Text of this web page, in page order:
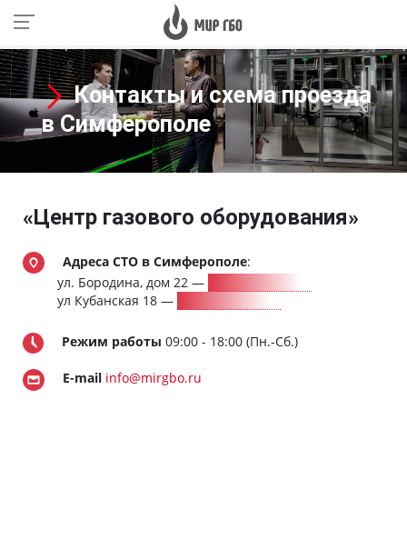
Контакты и схема проезда
в Симферополе
«Центр газового оборудования»
Адреса СТО в Симферополе:
ул. Бородина, дом 22—
ул Кубанская 18—
Режим работы 09:00 - 18:00 (Пн.-Сб.)
E-mail info@mirgbo.ru